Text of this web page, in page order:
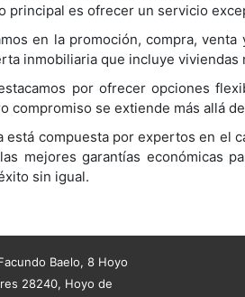
principal es ofrecer un servicio
en la promoción, compra,
inmobiliaria que incluye
por ofrecer opciones
compromiso se extiende más allá
está compuesta por expertos en el
mejores garantías económicas
sin igual.
Baelo, 8 Hoyo
28240, Hoyo de